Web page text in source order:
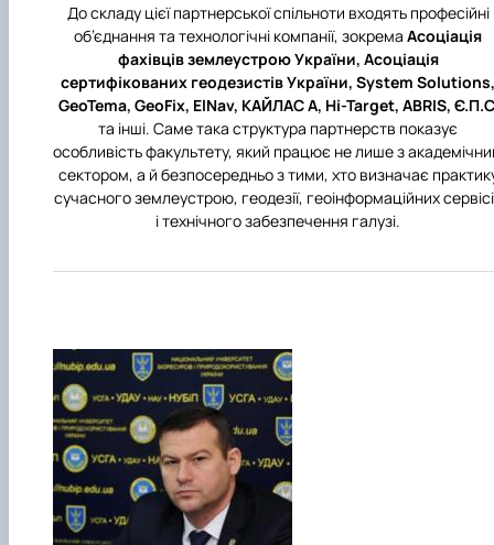
До складу цієї партнерської спільноти входять професійні
об’єднання та технологічні компанії, зокрема Асоціація
фахівців землеустрою України, Асоціація
сертифікованих геодезистів України, System Solutions,
GeoTema, GeoFix, ElNav, КАЙЛАС А, Hi-Target, ABRIS,
та інші. Саме така структура партнерств показує
особливість факультету, який працює не лише з
сектором, а й безпосередньо з тими, хто визначає
сучасного землеустрою, геодезії, геоінформаційних
і технічного забезпечення галузі.